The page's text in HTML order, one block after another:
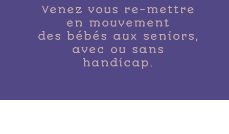
Venez vous re-mettre
en mouvement
des bébés aux seniors,
avec ou sans
handicap.